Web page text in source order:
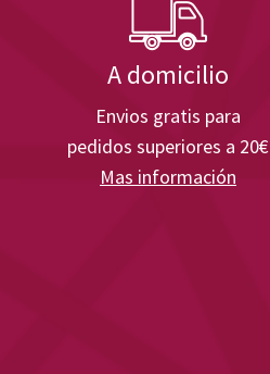
A domicilio
Envios gratis para
pedidos superiores a 20€
Mas información